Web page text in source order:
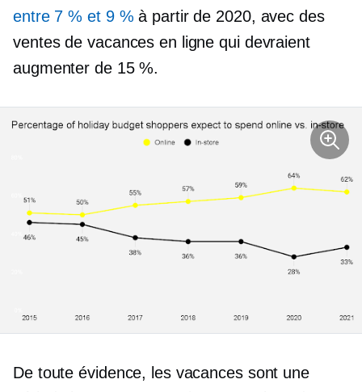
entre 7 % et 9 % à partir de 2020, avec des
ventes de vacances en ligne qui devraient
augmenter de 15 %.
De toute évidence, les vacances sont une